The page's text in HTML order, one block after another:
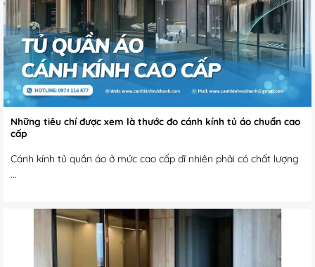
Những tiêu chí được xem là thước đo cánh kính tủ áo chuẩn cao
cấp
Cánh kính tủ quần áo ở mức cao cấp dĩ nhiên phải có chất lượng
...